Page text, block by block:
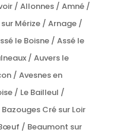
/ Allonnes / Amné /
Mérize / Arnage /
le Boisne / Assé le
/ Auvers le
/ Avesnes en
/ Le Bailleul /
Cré sur Loir
/ Beaumont sur